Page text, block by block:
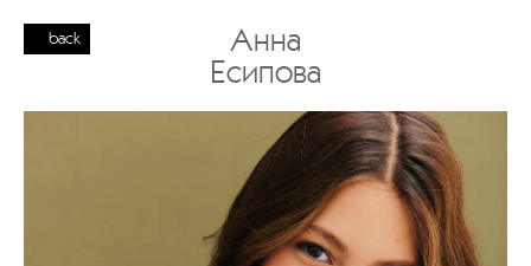
back
Анна
Есипова